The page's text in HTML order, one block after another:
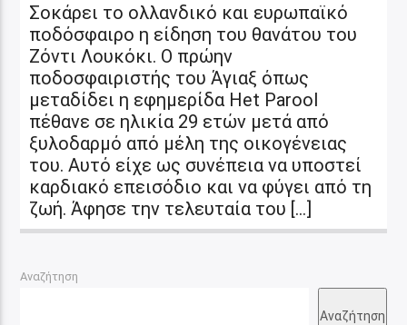
Σοκάρει το ολλανδικό και ευρωπαϊκό
ποδόσφαιρο η είδηση του θανάτου του
Ζόντι Λουκόκι. Ο πρώην
ποδοσφαιριστής του Άγιαξ όπως
μεταδίδει η εφημερίδα Het Parool
πέθανε σε ηλικία 29 ετών μετά από
ξυλοδαρμό από μέλη της οικογένειας
του. Αυτό είχε ως συνέπεια να υποστεί
καρδιακό επεισόδιο και να φύγει από τη
ζωή. Άφησε την τελευταία του […]
Αναζήτηση
Αναζήτηση